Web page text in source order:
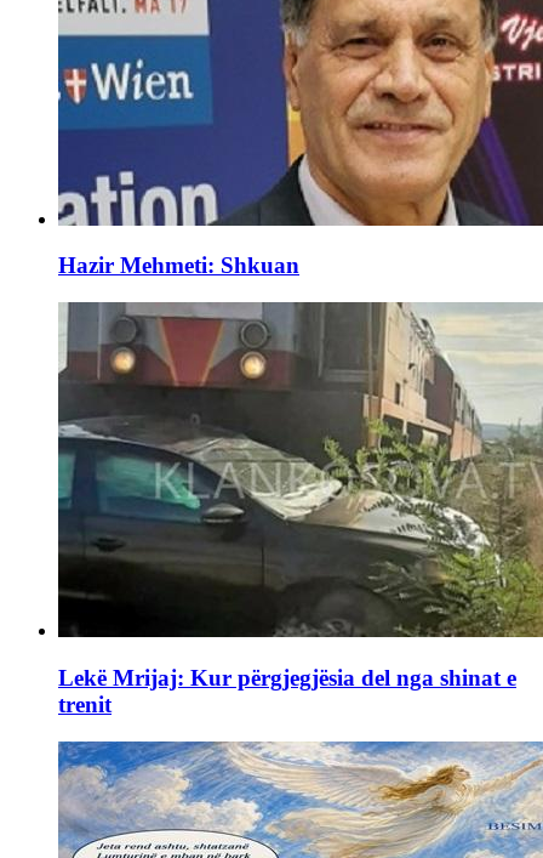
Hazir Mehmeti: Shkuan
Lekë Mrijaj: Kur përgjegjësia del nga shinat e
trenit